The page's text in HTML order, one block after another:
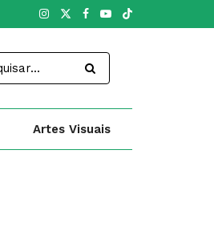
Artes Visuais